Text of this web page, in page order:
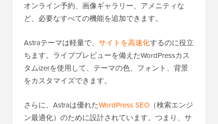
オンライン予約、画像ギャラリー、アメニティな
ど、必要なすべての機能を追加できます。
Astraテーマは軽量で、 サイトを高速化するのに役立
ちます。ライブプレビューを備えたWordPressカス
タムizerを使用して、テーマの色、フォント、背景
をカスタマイズできます。
さらに、Astraは優れたWordPress SEO （検索エンジ
ン最適化）のために設計されています。つまり、サ